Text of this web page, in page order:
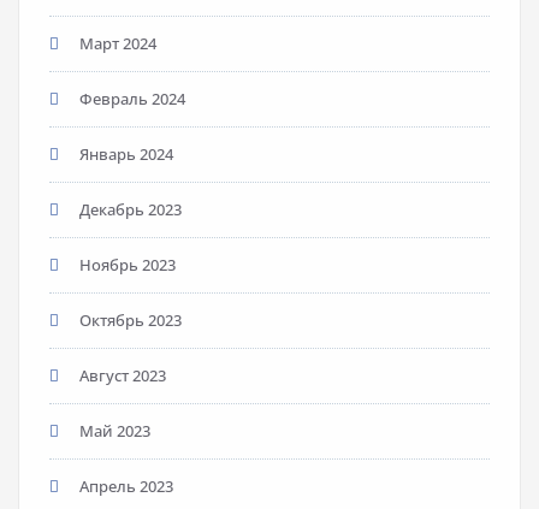
Март 2024
Февраль 2024
Январь 2024
Декабрь 2023
Ноябрь 2023
Октябрь 2023
Август 2023
Май 2023
Апрель 2023